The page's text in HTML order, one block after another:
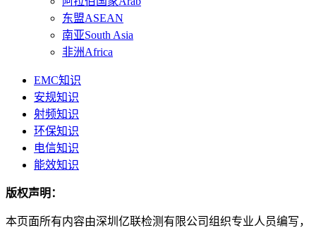
东盟ASEAN
南亚South Asia
非洲Africa
EMC知识
安规知识
射频知识
环保知识
电信知识
能效知识
版权声明：
本页面所有内容由深圳亿联检测有限公司组织专业人员编写，